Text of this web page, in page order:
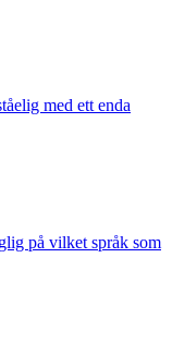
med ett enda
på vilket språk som